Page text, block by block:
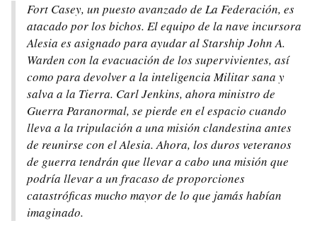
Fort Casey, un puesto avanzado de La Federación, es
atacado por los bichos. El equipo de la nave incursora
Alesia es asignado para ayudar al Starship John A.
Warden con la evacuación de los supervivientes, así
como para devolver a la inteligencia Militar sana y
salva a la Tierra. Carl Jenkins, ahora ministro de
Guerra Paranormal, se pierde en el espacio cuando
lleva a la tripulación a una misión clandestina antes
de reunirse con el Alesia. Ahora, los duros veteranos
de guerra tendrán que llevar a cabo una misión que
podría llevar a un fracaso de proporciones
catastróficas mucho mayor de lo que jamás habían
imaginado.